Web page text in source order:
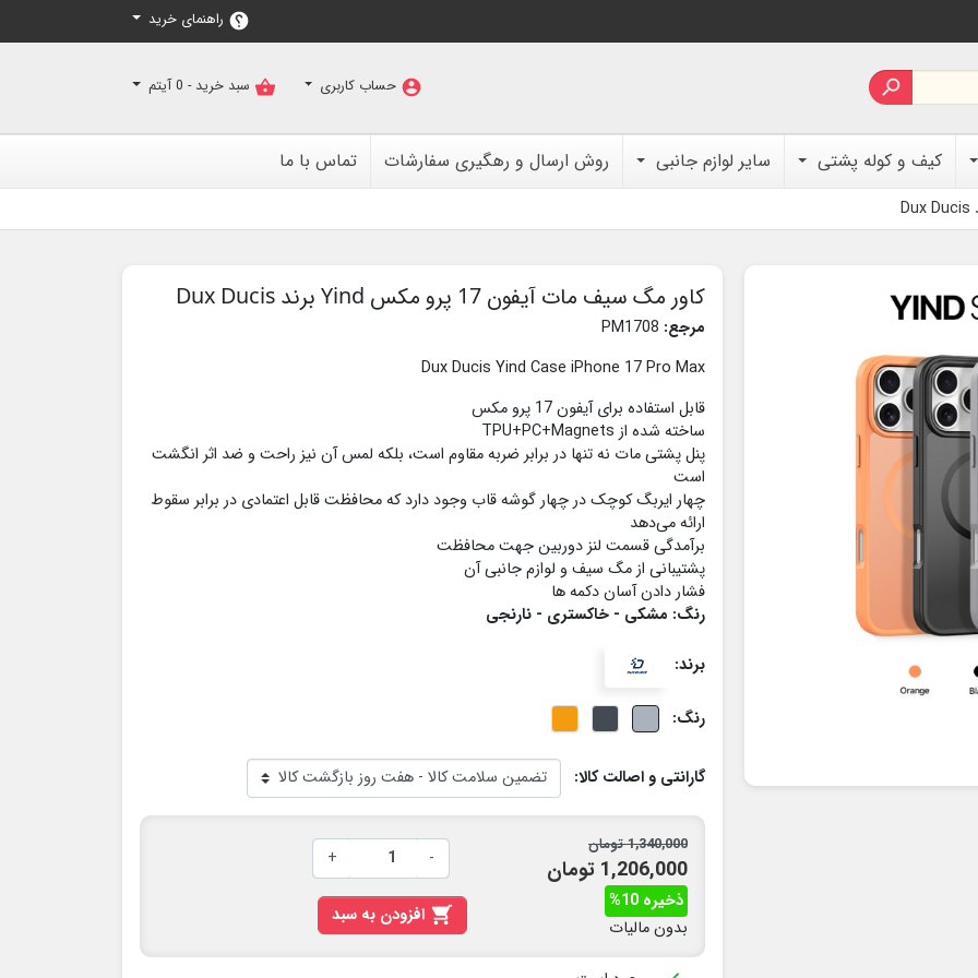
help راهنمای خرید

account_circle حساب کاربری shopping_basket سبد خرید - 0 آیتم
کیف و کوله پشتی سایر لوازم جانبی روش ارسال و رهگیری سفارشات تماس با ما
کاور مگ سیف مات آیفون 17 پرو مکس Yind برند Dux Ducis
مرجع:
Dux Ducis Yind Case iPhone 17 Pro Max
قابل استفاده برای آیفون 17 پرو مکس
ساخته شده از TPU+PC+Magnets
پنل پشتی مات نه تنها در برابر ضربه مقاوم است، بلکه لمس آن نیز راحت و ضد اثر انگشت
است
چهار ایربگ کوچک در چهار گوشه قاب وجود دارد که محافظت قابل اعتمادی در برابر سقوط
ارائه می‌دهد
برآمدگی قسمت لنز دوربین جهت محافظت
پشتیبانی از مگ سیف و لوازم جانبی آن
فشار دادن آسان دکمه ها
رنگ: مشکی - خاکستری - نارنجی
برند:
رنگ:
گارانتی و اصالت کالا:
1,340,000 تومان
1,206,000 تومان
ذخیره 10%
بدون مالیات
-
+
